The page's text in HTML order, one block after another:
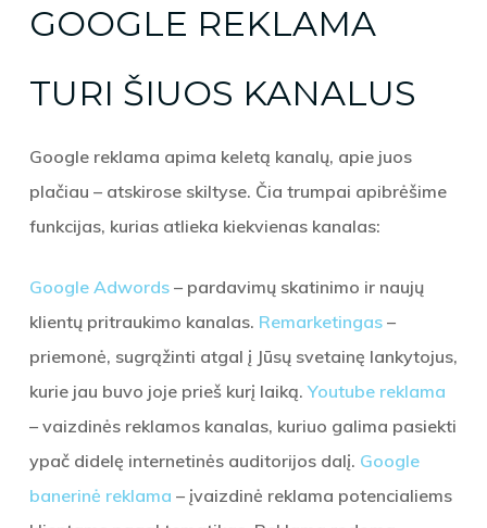
GOOGLE REKLAMA
TURI ŠIUOS KANALUS
Google reklama apima keletą kanalų, apie juos
plačiau – atskirose skiltyse. Čia trumpai apibrėšime
funkcijas, kurias atlieka kiekvienas kanalas:
Google Adwords– pardavimų skatinimo ir naujų
klientų pritraukimo kanalas. Remarketingas–
priemonė, sugrąžinti atgal į Jūsų svetainę lankytojus,
kurie jau buvo joje prieš kurį laiką.Youtube reklama
– vaizdinės reklamos kanalas, kuriuo galima pasiekti
ypač didelę internetinės auditorijos dalį. Google
banerinė reklama – įvaizdinė reklama potencialiems